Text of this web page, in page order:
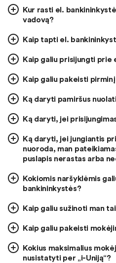
Kur rasti el.
vadovą?
Kaip tapti el.
Kaip galiu prisijungti prie
Kaip galiu pakeisti
Ką daryti pamiršus
Ką daryti, jei
Ką daryti, jei jungiantis
nuoroda, man
puslapis nerastas arba
Kokiomis naršyklėmis
bankininkystės?
Kaip galiu sužinoti man
Kaip galiu pakeisti
Kokius maksimalius
nusistatyti per „i-Uniją“?